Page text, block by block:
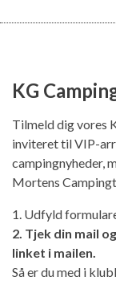
KG
Tilmeld dig vores
inviteret til VIP-
campingnyheder,
Mortens
1. Udfyld
2. Tjek din mail
linket i mailen.
Så er du med i